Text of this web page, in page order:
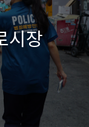
시장